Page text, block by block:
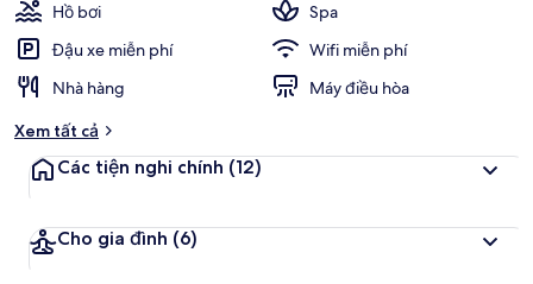
Hồ bơi
Spa
Đậu xe miễn phí
Wifi miễn phí
Nhà hàng
Máy điều hòa
Xem tất cả
Các tiện nghi chính (12)
Cho gia đình (6)